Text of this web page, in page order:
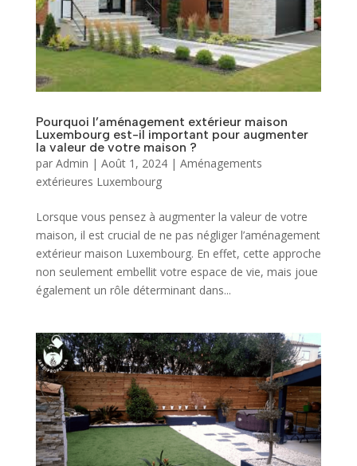
Pourquoi l’aménagement extérieur maison
Luxembourg est-il important pour augmenter
la valeur de votre maison ?
par Admin | Août 1, 2024| Aménagements
extérieures Luxembourg
Lorsque vous pensez à augmenter la valeur de votre
maison, il est crucial de ne pas négliger l’aménagement
extérieur maison Luxembourg. En effet, cette approche
non seulement embellit votre espace de vie, mais joue
également un rôle déterminant dans...